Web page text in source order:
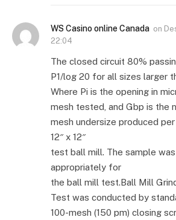
WS Casino online Canada on
22:04
The closed circuit 80%
P1/log 20 for all sizes larger
Where Pi is the opening in
mesh tested, and Gbp is the
mesh undersize produced
12″ x 12″
test ball mill. The sample
appropriately for
the ball mill test.Ball Mill
Test was conducted by
100-mesh (150 pm) closing